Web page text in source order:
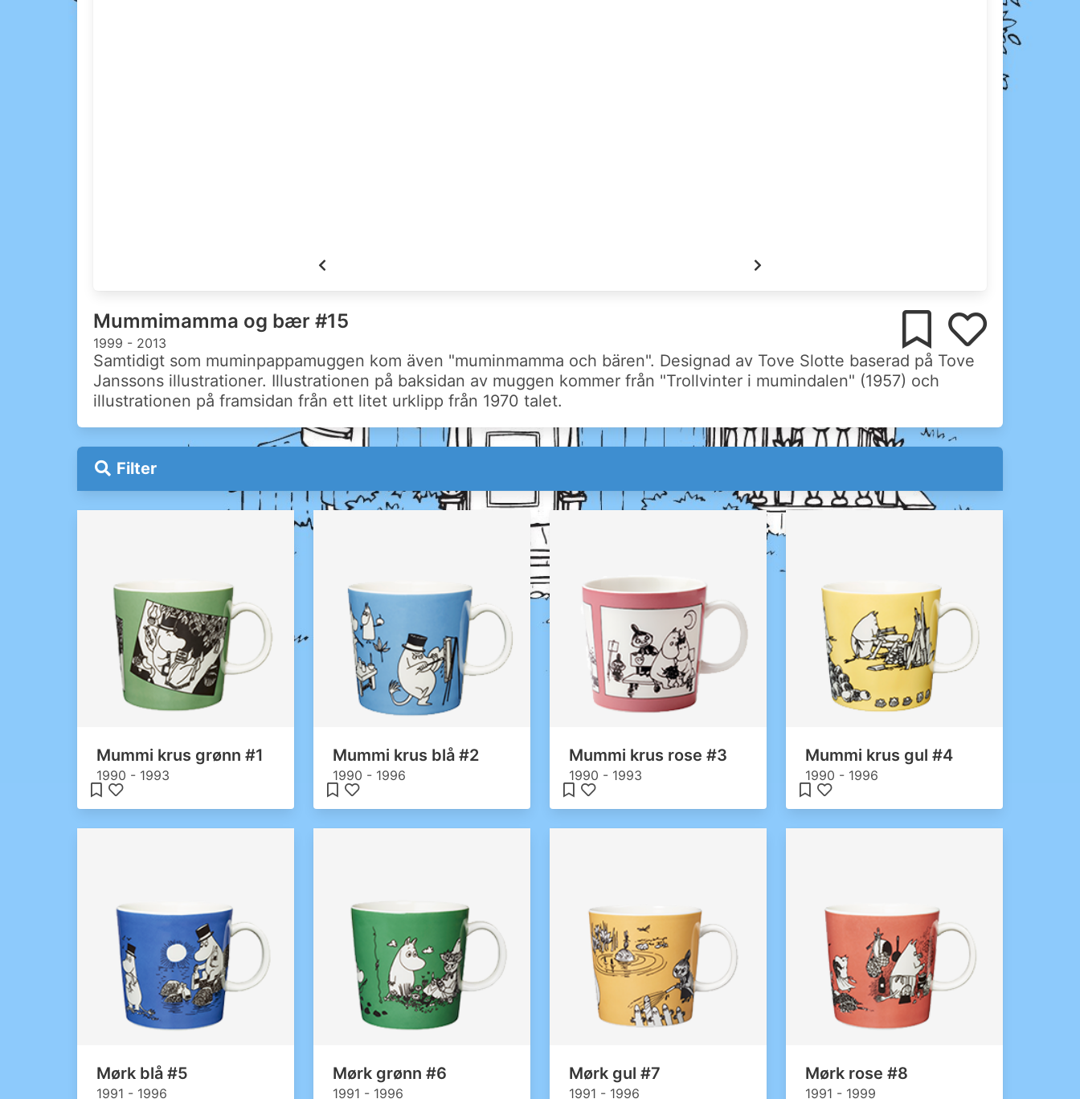
Mummimamma og bær #15
1999 - 2013
Samtidigt som muminpappamuggen kom även "muminmamma och bären". Designad av Tove Slotte baserad på Tove
Janssons illustrationer. Illustrationen på baksidan av muggen kommer från "Trollvinter i mumindalen" (1957) och
illustrationen på framsidan från ett litet urklipp från 1970 talet.
Filter
Mummi krus grønn #1
1990 - 1993
Mummi krus blå #2
1990 - 1996
Mummi krus rose #3
1990 - 1993
Mummi krus gul #4
1990 - 1996
Mørk blå #5
1991 - 1996
Mørk grønn #6
1991 - 1996
Mørk gul #7
1991 - 1996
Mørk rose #8
1991 - 1999